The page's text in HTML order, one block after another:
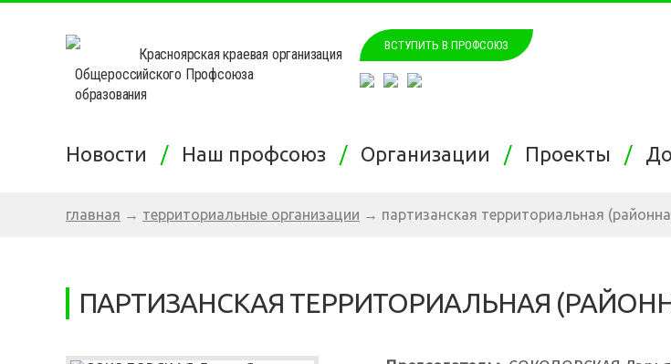
Красноярская краевая организация
Общероссийского Профсоюза
образования
ВСТУПИТЬ В ПРОФСОЮЗ
Новости Наш профсоюз Организации Проекты
главная → территориальные организации → партизанская территориальная
ПАРТИЗАНСКАЯ ТЕРРИТОРИАЛЬНАЯ